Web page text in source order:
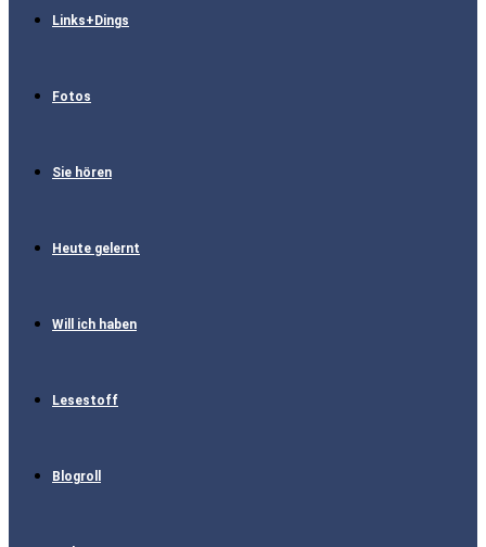
Links+Dings
Fotos
Sie hören
Heute gelernt
Will ich haben
Lesestoff
Blogroll